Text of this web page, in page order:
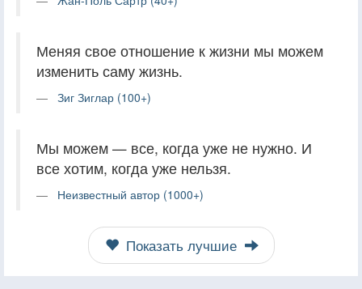
Меняя свое отношение к жизни мы можем
изменить саму жизнь.
Зиг Зиглар (100+)
Мы можем — все, когда уже не нужно. И
все хотим, когда уже нельзя.
Неизвестный автор (1000+)
Показать лучшие